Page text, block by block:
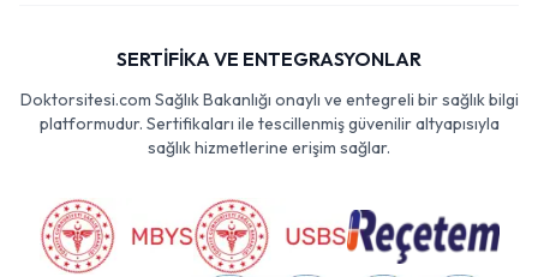
SERTİFİKA VE ENTEGRASYONLAR
Doktorsitesi.com Sağlık Bakanlığı onaylı ve entegreli bir sağlık bilgi
platformudur. Sertifikaları ile tescillenmiş güvenilir altyapısıyla
sağlık hizmetlerine erişim sağlar.